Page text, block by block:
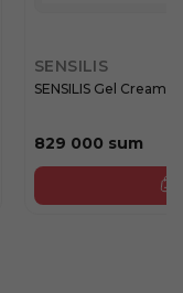
SENSILIS
SENSILIS Gel Cream
829 000 sum